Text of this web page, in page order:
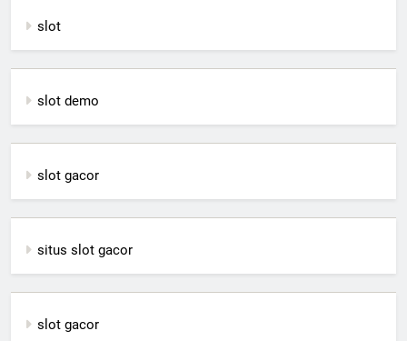
slot
slot demo
slot gacor
situs slot gacor
slot gacor